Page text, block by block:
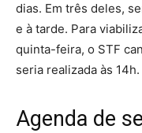
dias. Em três deles,
e à tarde. Para
quinta-feira, o STF
seria realizada às 14h.
Agenda de